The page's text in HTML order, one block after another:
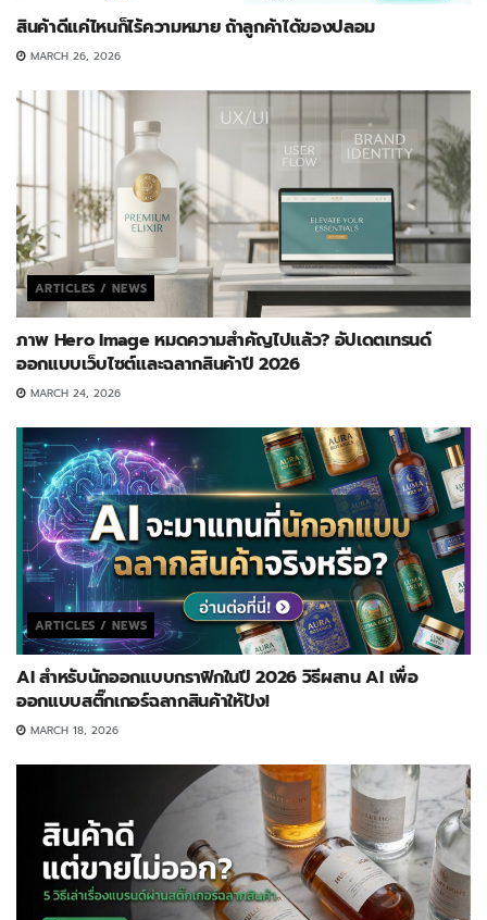
สินค้าดีแค่ไหนก็ไร้ความหมาย ถ้าลูกค้าได้ของปลอม
MARCH 26, 2026
ARTICLES / NEWS
ภาพ Hero Image หมดความสำคัญไปแล้ว? อัปเดตเทรนด์
ออกแบบเว็บไซต์และฉลากสินค้าปี 2026
MARCH 24, 2026
ARTICLES / NEWS
AI สำหรับนักออกแบบกราฟิกในปี 2026 วิธีผสาน AI เพื่อ
ออกแบบสติ๊กเกอร์ฉลากสินค้าให้ปัง!
MARCH 18, 2026